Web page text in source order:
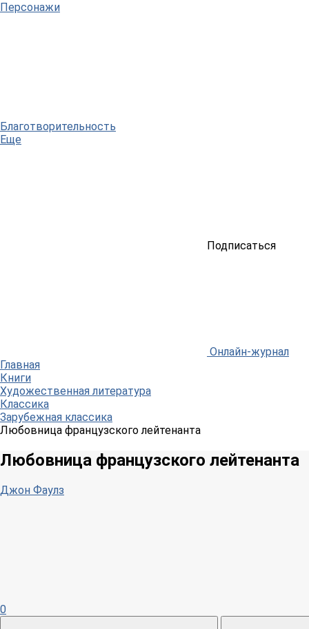
Персонажи
Благотворительность
Еще
Подписаться
Онлайн-журнал
Главная
Книги
Художественная литература
Классика
Зарубежная классика
Любовница французского лейтенанта
Любовница французского лейтенанта
Джон Фаулз
0